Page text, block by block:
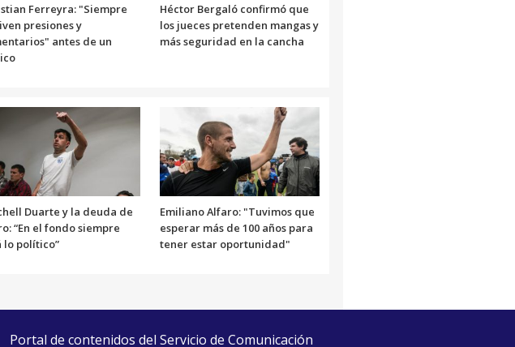
Ferreyra: "Siempre
presiones y
antes de un
Héctor Bergaló confirmó que
los jueces pretenden mangas y
más seguridad en la cancha
Duarte y la deuda de
“En el fondo siempre
lo político”
Emiliano Alfaro: "Tuvimos que
esperar más de 100 años para
tener estar oportunidad"
Portal de contenidos del Servicio de Comunicación